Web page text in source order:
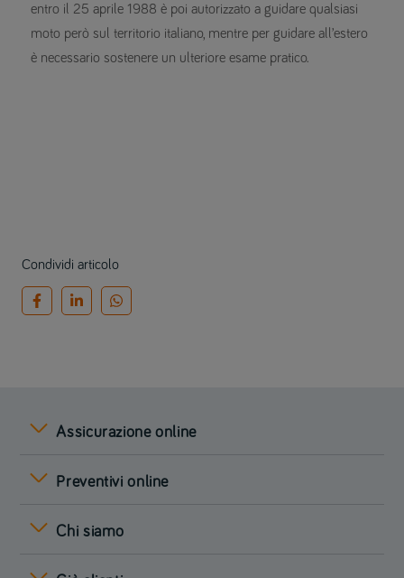
entro il 25 aprile 1988 è poi autorizzato a guidare qualsiasi
moto però sul territorio italiano, mentre per guidare all’estero
è necessario sostenere un ulteriore esame pratico.
Condividi articolo
Assicurazione online
Preventivi online
Chi siamo